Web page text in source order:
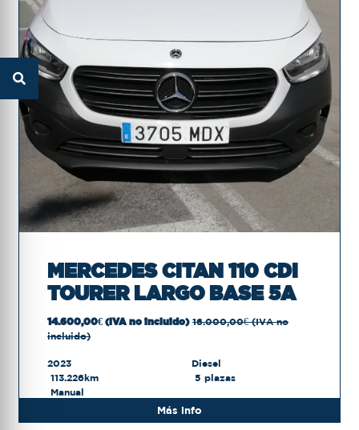
MERCEDES CITAN 110 CDI
TOURER LARGO BASE 5A
14.600,00€ (IVA no incluido) 16.000,00€ (IVA no
incluido)
2023
Diesel
113.226km
5 plazas
Manual
Más info